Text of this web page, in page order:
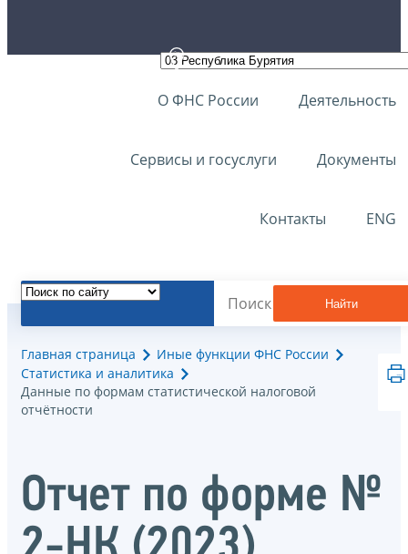
О ФНС России Деятельность
Сервисы и госуслуги Документы
Контакты ENG
Найти
Главная страница
Иные функции ФНС России
Статистика и аналитика
Данные по формам статистической налоговой
отчётности
Отчет по форме №